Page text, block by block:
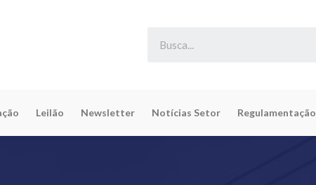
Leilão Newsletter Notícias Setor Regulamentação